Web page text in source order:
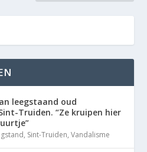
leegstaand oud
Truiden. “Ze kruipen hier
, Sint-Truiden,Vandalisme